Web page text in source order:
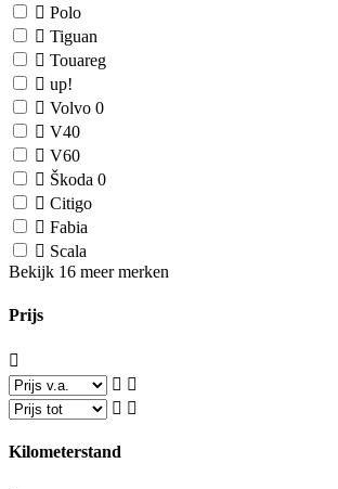
Polo
Tiguan
Touareg
up!
Volvo 0
V40
V60
Škoda 0
Citigo
Fabia
Scala
Bekijk 16 meer merken
Prijs
Kilometerstand